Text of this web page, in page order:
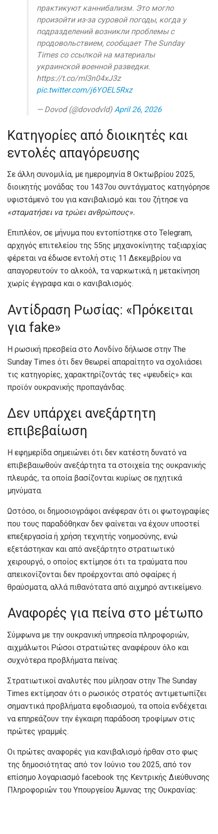
практикуют каннибализм. Это могло
произойти из-за суровой погоды, когда у
подразделений возникли проблемы с
продовольствием, сообщает The Sunday
Times со ссылкой на материалы
украинской военной разведки.
https://t.co/ml3n04xJ3z
pic.twitter.com/j6YOEL5Rxz
— Dovod (@dovodvld) April 26, 2026
Κατηγορίες από διοικητές και
εντολές απαγόρευσης
Σε άλλη συνομιλία, με ημερομηνία 8 Οκτωβρίου 2025,
διοικητής μονάδας του 1437ου συντάγματος κατηγόρησε
υφιστάμενό του για κανιβαλισμό και του ζήτησε να
«σταματήσει να τρώει ανθρώπους».
Επιπλέον, σε μήνυμα που εντοπίστηκε στο Telegram,
αρχηγός επιτελείου της 55ης μηχανοκίνητης ταξιαρχίας
φέρεται να έδωσε εντολή στις 11 Δεκεμβρίου να
απαγορευτούν το αλκοόλ, τα ναρκωτικά, η μετακίνηση
χωρίς έγγραφα και ο κανιβαλισμός.
Αντίδραση Ρωσίας: «Πρόκειται
για fake»
Η ρωσική πρεσβεία στο Λονδίνο δήλωσε στην The
Sunday Times ότι δεν θεωρεί απαραίτητο να σχολιάσει
τις κατηγορίες, χαρακτηρίζοντάς τες «ψευδείς» και
προϊόν ουκρανικής προπαγάνδας.
Δεν υπάρχει ανεξάρτητη
επιβεβαίωση
Η εφημερίδα σημειώνει ότι δεν κατέστη δυνατό να
επιβεβαιωθούν ανεξάρτητα τα στοιχεία της ουκρανικής
πλευράς, τα οποία βασίζονται κυρίως σε ηχητικά
μηνύματα.
Ωστόσο, οι δημοσιογράφοι ανέφεραν ότι οι φωτογραφίες
που τους παραδόθηκαν δεν φαίνεται να έχουν υποστεί
επεξεργασία ή χρήση τεχνητής νοημοσύνης, ενώ
εξετάστηκαν και από ανεξάρτητο στρατιωτικό
χειρουργό, ο οποίος εκτίμησε ότι τα τραύματα που
απεικονίζονται δεν προέρχονται από σφαίρες ή
θραύσματα, αλλά πιθανότατα από αιχμηρό αντικείμενο.
Αναφορές για πείνα στο μέτωπο
Σύμφωνα με την ουκρανική υπηρεσία πληροφοριών,
αιχμάλωτοι Ρώσοι στρατιώτες αναφέρουν όλο και
συχνότερα προβλήματα πείνας.
Στρατιωτικοί αναλυτές που μίλησαν στην The Sunday
Times εκτίμησαν ότι ο ρωσικός στρατός αντιμετωπίζει
σημαντικά προβλήματα εφοδιασμού, τα οποία ενδέχεται
να επηρεάζουν την έγκαιρη παράδοση τροφίμων στις
πρώτες γραμμές.
Οι πρώτες αναφορές για κανιβαλισμό ήρθαν στο φως
της δημοσιότητας από τον Ιούνιο του 2025, από τον
επίσημο λογαριασμό facebook της Κεντρικής Διεύθυνσης
Πληροφοριών του Υπουργείου Άμυνας της Ουκρανίας: